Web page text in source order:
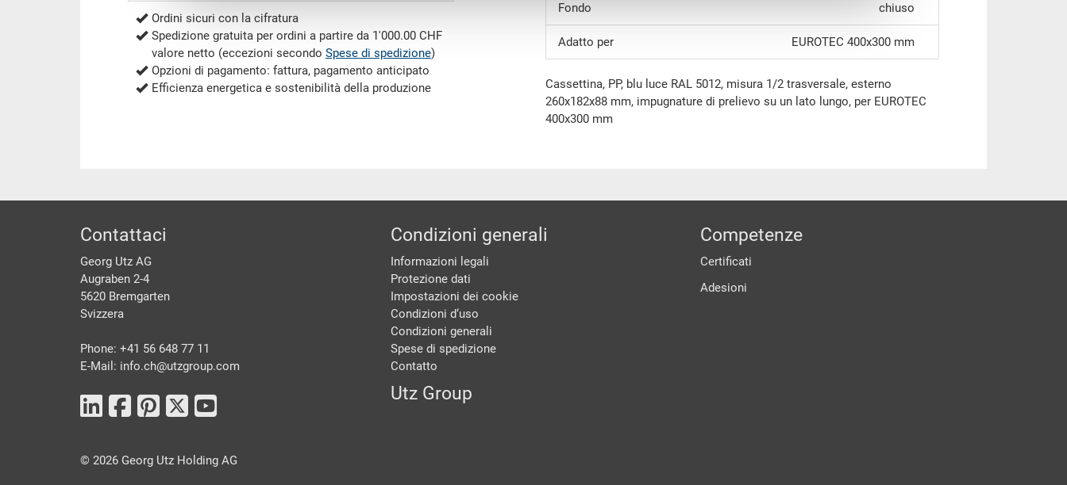
Ordini sicuri con la cifratura
Spedizione gratuita per ordini a partire da 1'000.00 CHF
valore netto (eccezioni secondo Spese di spedizione)
Opzioni di pagamento: fattura, pagamento anticipato
Efficienza energetica e sostenibilità della produzione
Fondo chiuso
Adatto per EUROTEC 400x300 mm
Cassettina, PP, blu luce RAL 5012, misura 1/2 trasversale, esterno
260x182x88 mm, impugnature di prelievo su un lato lungo, per EUROTEC
400x300 mm
piè di pagine
Contattaci
Georg Utz AG
Augraben 2-4
5620 Bremgarten
Svizzera
Phone: +41 56 648 77 11
E-Mail: info.ch@utzgroup.com
Condizioni generali
Informazioni legali
Protezione dati
Impostazioni dei cookie
Condizioni d‘uso
Condizioni generali
Spese di spedizione
Contatto
Utz Group
Competenze
Certificati
Adesioni
© 2026Georg Utz Holding AG